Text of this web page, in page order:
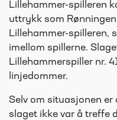
Lillehammer-spilleren
uttrykk som
Lillehammer-spilleren,
imellom spillerne.
Lillehammerspiller nr.
linjedommer.
Selv om situasjonen er
slaget ikke var å treffe